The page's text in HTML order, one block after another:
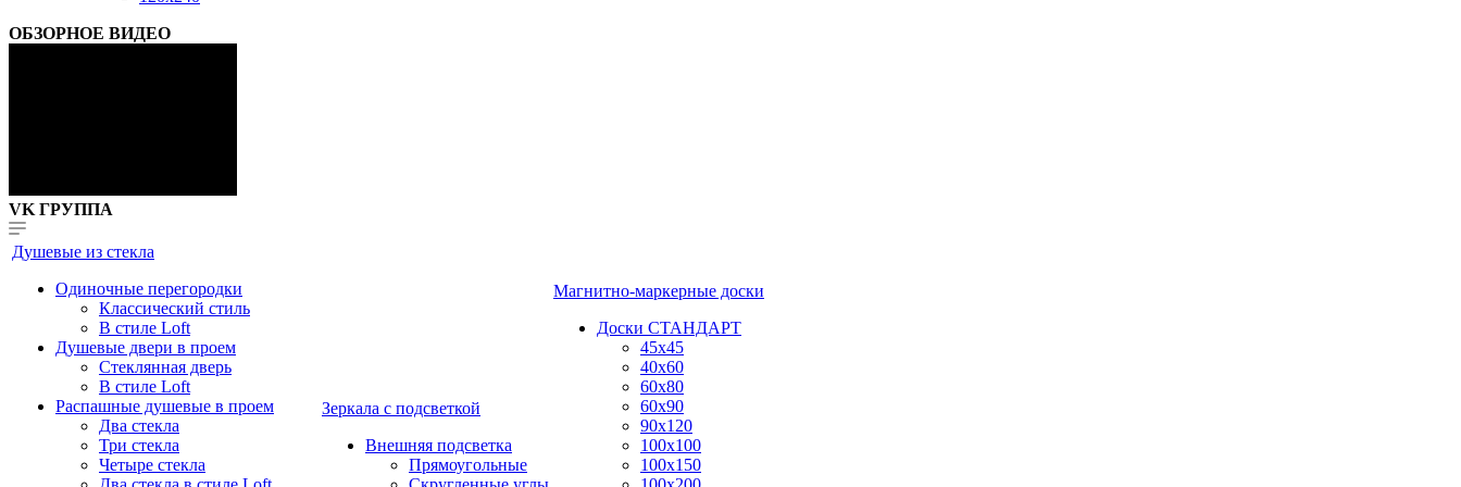
ОБЗОРНОЕ ВИДЕО
VK ГРУППА
Душевые из стекла
Одиночные перегородки
Классический стиль
В стиле Loft
Душевые двери в проем
Стеклянная дверь
В стиле Loft
Распашные душевые в проем
Два стекла
Три стекла
Четыре стекла
Зеркала с подсветкой
Внешняя подсветка
Прямоугольные
Магнитно-маркерные доски
Доски СТАНДАРТ
45x45
40x60
60x80
60x90
90x120
100x100
100x150